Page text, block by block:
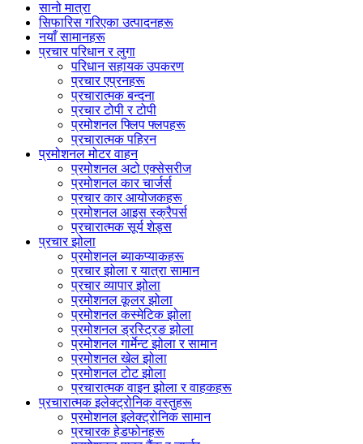
सानो मात्रा
सिफारिस गरिएका उत्पादनहरू
नयाँ सामानहरू
प्रचार परिधान र लुगा
परिधान सहायक उपकरण
प्रचार एप्रनहरू
प्रचारात्मक बन्दना
प्रचार टोपी र टोपी
प्रमोशनल फ्लिप फ्लपहरू
प्रचारात्मक पहिरन
प्रमोशनल मोटर वाहन
प्रमोशनल अटो एक्सेसरीज
प्रमोशनल कार चार्जर्स
प्रचार कार आयोजकहरू
प्रमोशनल आइस स्क्रैपर्स
प्रचारात्मक सूर्य शेड्स
प्रचार झोला
प्रमोशनल ब्याकप्याकहरू
प्रचार झोला र यात्रा सामान
प्रचार व्यापार झोला
प्रमोशनल कूलर झोला
प्रमोशनल कस्मेटिक झोला
प्रमोशनल ड्रस्ट्रिङ झोला
प्रमोशनल गार्मेन्ट झोला र सामान
प्रमोशनल खेल झोला
प्रमोशनल टोट झोला
प्रचारात्मक वाइन झोला र वाहकहरू
प्रचारात्मक इलेक्ट्रोनिक वस्तुहरू
प्रमोशनल इलेक्ट्रोनिक सामान
प्रचारक हेडफोनहरू